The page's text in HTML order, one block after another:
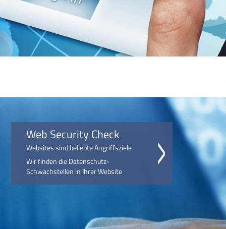
Web Security Check
Websites sind beliebte Angriffsziele
Wir finden die Datenschutz-
Schwachstellen in Ihrer Website